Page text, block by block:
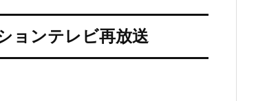
ョンテレビ再放送